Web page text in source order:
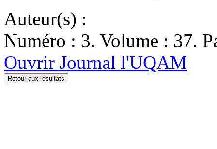
Auteur(s) :
Numéro : 3. Volume : 37.
Ouvrir Journal l'UQAM
Retour aux résultats